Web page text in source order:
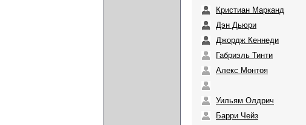
Кристиан Марканд
Дэн Дьюри
Джордж Кеннеди
Габриэль Тинти
Алекс Монтоя
Уильям Олдрич
Барри Чейз